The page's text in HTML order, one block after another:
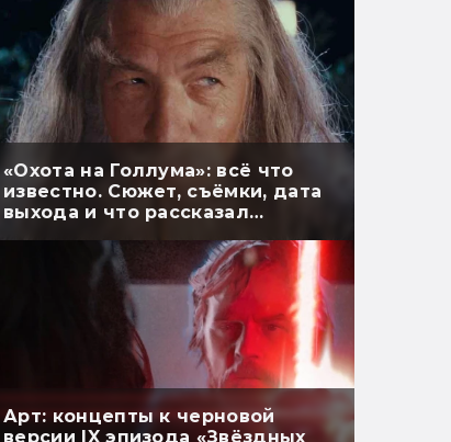
«Охота на Голлума»: всё что
известно. Сюжет, съёмки, дата
выхода и что рассказал
Арт: концепты к черновой
версии IX эпизода «Звёздных